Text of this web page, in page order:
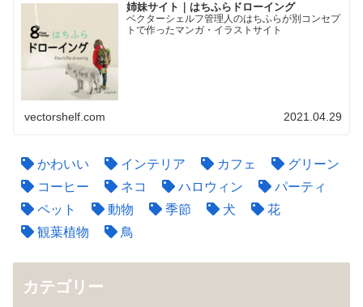
姉妹サイト｜はちふらドローイング
ベクターシェルフ管理人のはちふらが別コンセプ
トで作ったマンガ・イラストサイト
vectorshelf.com 2021.04.29
かわいい インテリア カフェ
グリーン
コーヒー
ネコ ハロウィン
パーティ
ペット
動物 季節 犬
花
観葉植物
鳥
カテゴリー